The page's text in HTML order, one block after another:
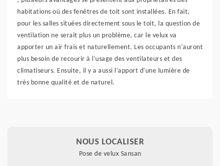
habitations où des fenêtres de toit sont installées. En fait,
pour les salles situées directement sous le toit, la question de
ventilation ne serait plus un problème, car le velux va
apporter un air frais et naturellement. Les occupants n'auront
plus besoin de recourir à l'usage des ventilateurs et des
climatiseurs. Ensuite, il y a aussi l'apport d'une lumière de
très bonne qualité et de naturel.
NOUS LOCALISER
Pose de velux Sansan